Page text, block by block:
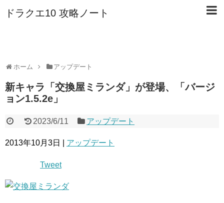
ドラクエ10 攻略ノート
ホーム アップデート
新キャラ「交換屋ミランダ」が登場、「バージ
ョン1.5.2e」
2023/6/11 アップデート
2013年10月3日 | アップデート
Tweet